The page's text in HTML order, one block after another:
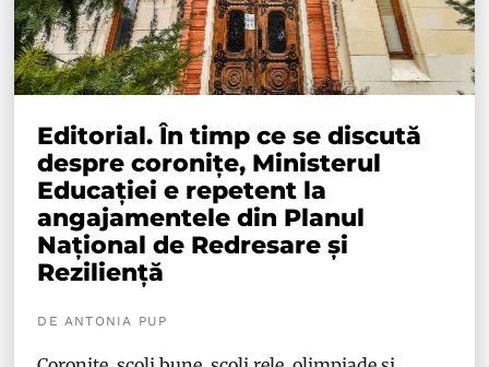
Editorial. În timp ce se discută
despre coronițe, Ministerul
Educației e repetent la
angajamentele din Planul
Național de Redresare și
Reziliență
DE ANTONIA PUP